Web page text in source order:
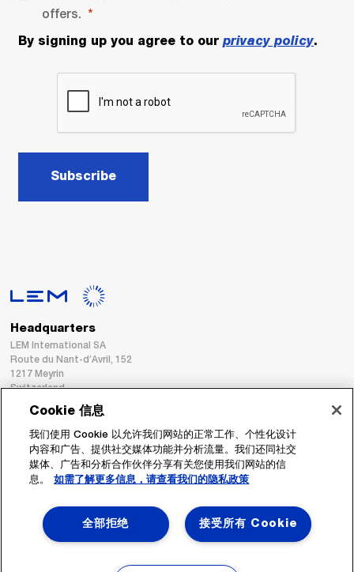
offers.
By signing up you agree to our privacy policy.
Subscribe
Headquarters
LEM International SA
Route du Nant-d’Avril, 152
1217 Meyrin
Switzerland
Fax : +41 22 794 94 78
Cookie 信息
我们使用 Cookie 以允许我们网站的正常工作、个性化设计
内容和广告、提供社交媒体功能并分析流量。我们还同社交
媒体、广告和分析合作伙伴分享有关您使用我们网站的信
息。
如需了解更多信息，请查看我们的隐私政策
接受所有 Cookie
全部拒绝